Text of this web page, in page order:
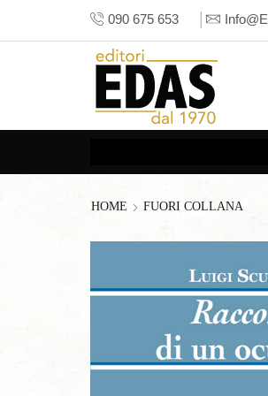
090 675 653
HOME FUORI COLLANA